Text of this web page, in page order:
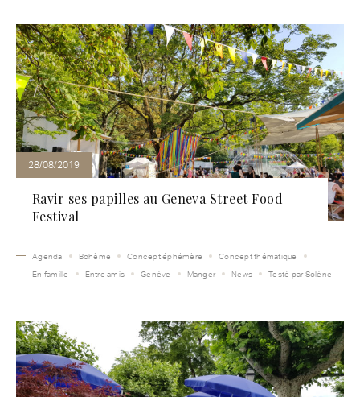
28/08/2019
Ravir ses papilles au Geneva Street Food
Festival
Agenda Bohème Concept éphémère
Concept thématique
En famille
Entre amis Genève Manger News Testé par Solène